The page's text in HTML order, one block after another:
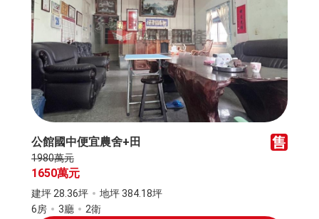
公館國中便宜農舍+田
1980萬元
1650萬元
建坪 28.36坪
地坪 384.18坪
6房
3廳 2衛